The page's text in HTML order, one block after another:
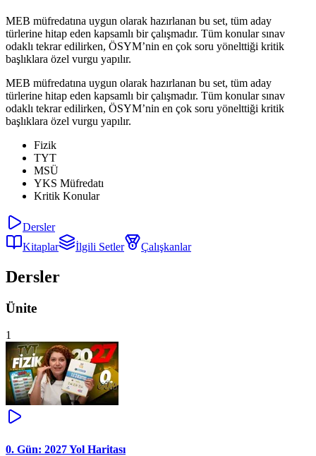
MEB müfredatına uygun olarak hazırlanan bu set, tüm aday
türlerine hitap eden kapsamlı bir çalışmadır. Tüm konular sınav
odaklı tekrar edilirken, ÖSYM’nin en çok soru yönelttiği kritik
başlıklara özel vurgu yapılır.
MEB müfredatına uygun olarak hazırlanan bu set, tüm aday
türlerine hitap eden kapsamlı bir çalışmadır. Tüm konular sınav
odaklı tekrar edilirken, ÖSYM’nin en çok soru yönelttiği kritik
başlıklara özel vurgu yapılır.
Fizik
TYT
MSÜ
YKS Müfredatı
Kritik Konular
Dersler
Kitaplar
İlgili Setler Çalışkanlar
Dersler
Ünite
1
0. Gün: 2027 Yol Haritası